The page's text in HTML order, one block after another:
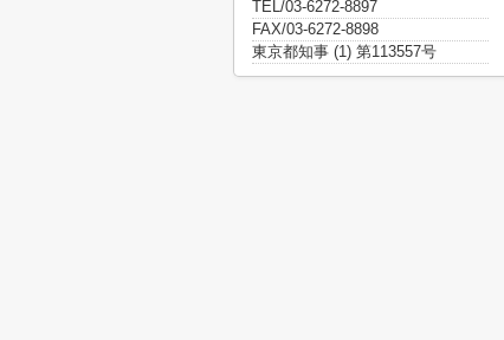
TEL/03-6272-8897
FAX/03-6272-8898
東京都知事 (1) 第113557号